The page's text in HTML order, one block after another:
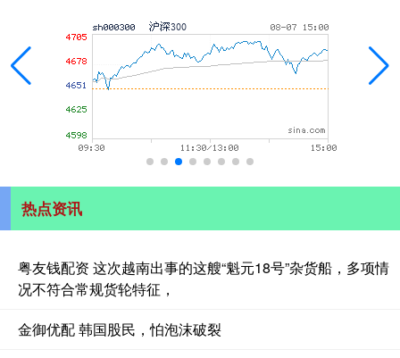
热点资讯
粤友钱配资 这次越南出事的这艘“魁元18号”杂货船，多项情
况不符合常规货轮特征，
金御优配 韩国股民，怕泡沫破裂